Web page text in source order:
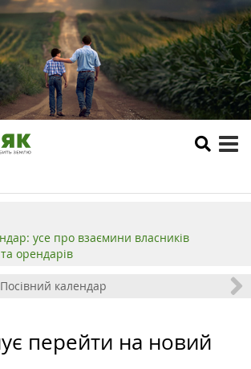
усе про взаємини власників
орендарів
Посівний календар
перейти на новий